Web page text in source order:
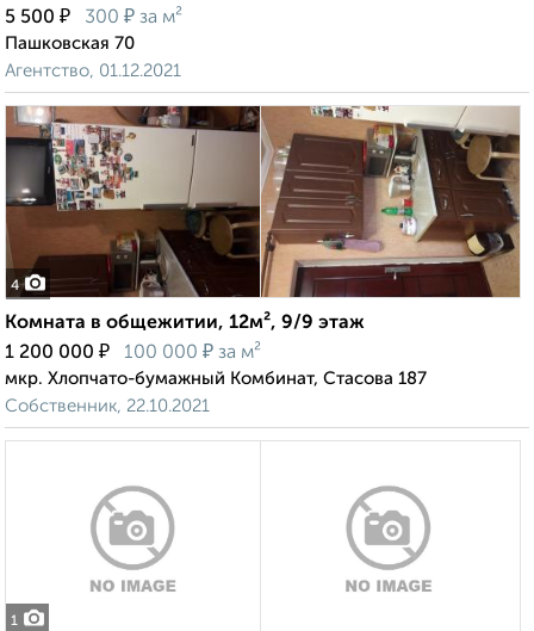
5 500 ₽ 300 ₽ за м²
Пашковская 70
Агентство, 01.12.2021
4
Комната в общежитии, 12м², 9/9 этаж
1 200 000 ₽ 100 000 ₽ за м²
мкр. Хлопчато-бумажный Комбинат, Стасова 187
Собственник, 22.10.2021
1